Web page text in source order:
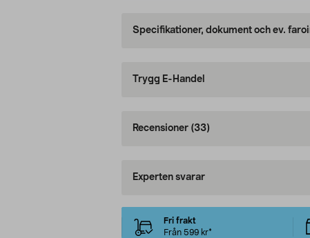
Specifikationer, dokument och ev.
Trygg E-Handel
Recensioner (33)
Experten svarar
Fri frakt
Från 599 kr*